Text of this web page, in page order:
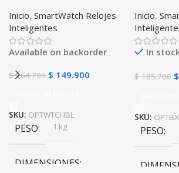
WATCH BLACK™ (PK W34
Iwo 10 12) Compatible
Android y iPhone
Inicio, SmartWatch Relojes
Inteligentes
Available on backorder
$164.700 $ 149.900
SKU: OPTWTCHBL
PESO 1 kg
DIMENSIONES
BAND X
Inicio,
In
$185.700 $
SKU:
PESO